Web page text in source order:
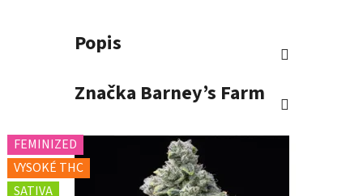
Popis
Značka Barney’s Farm
FEMINIZED
VYSOKÉ THC
SATIVA